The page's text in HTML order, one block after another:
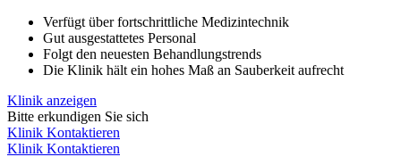
Verfügt über fortschrittliche Medizintechnik
Gut ausgestattetes Personal
Folgt den neuesten Behandlungstrends
Die Klinik hält ein hohes Maß an Sauberkeit aufrecht
Klinik anzeigen
Bitte erkundigen Sie sich
Klinik Kontaktieren
Klinik Kontaktieren